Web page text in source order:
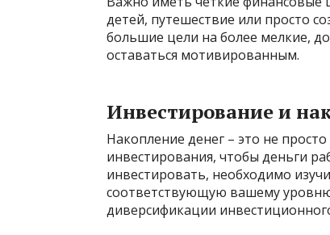
детей, путешествие или просто
большие цели на более мелкие,
оставаться мотивированным.
Инвестирование и
Накопление денег – это не
инвестирования, чтобы деньги
инвестировать, необходимо
соответствующую вашему
диверсификации